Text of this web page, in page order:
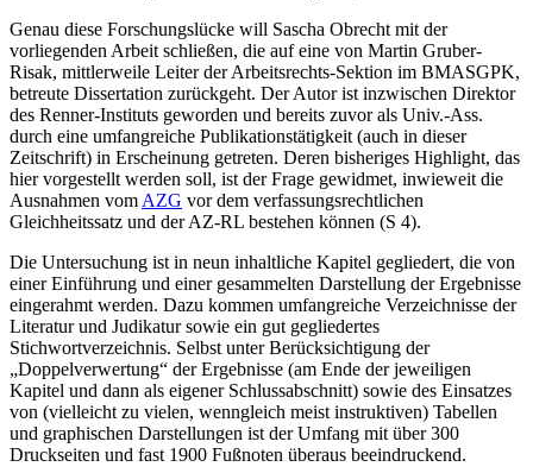
Genau diese Forschungslücke will Sascha Obrecht mit der
vorliegenden Arbeit schließen, die auf eine von Martin Gruber-
Risak, mittlerweile Leiter der Arbeitsrechts-Sektion im BMASGPK,
betreute Dissertation zurückgeht. Der Autor ist inzwischen Direktor
des Renner-Instituts geworden und bereits zuvor als Univ.-Ass.
durch eine umfangreiche Publikationstätigkeit (auch in dieser
Zeitschrift) in Erscheinung getreten. Deren bisheriges Highlight, das
hier vorgestellt werden soll, ist der Frage gewidmet, inwieweit die
Ausnahmen vom AZG vor dem verfassungsrechtlichen
Gleichheitssatz und der AZ-RL bestehen können (S 4).
Die Untersuchung ist in neun inhaltliche Kapitel gegliedert, die von
einer Einführung und einer gesammelten Darstellung der Ergebnisse
eingerahmt werden. Dazu kommen umfangreiche Verzeichnisse der
Literatur und Judikatur sowie ein gut gegliedertes
Stichwortverzeichnis. Selbst unter Berücksichtigung der
„Doppelverwertung“ der Ergebnisse (am Ende der jeweiligen
Kapitel und dann als eigener Schlussabschnitt) sowie des Einsatzes
von (vielleicht zu vielen, wenngleich meist instruktiven) Tabellen
und graphischen Darstellungen ist der Umfang mit über 300
Druckseiten und fast 1900 Fußnoten überaus beeindruckend.